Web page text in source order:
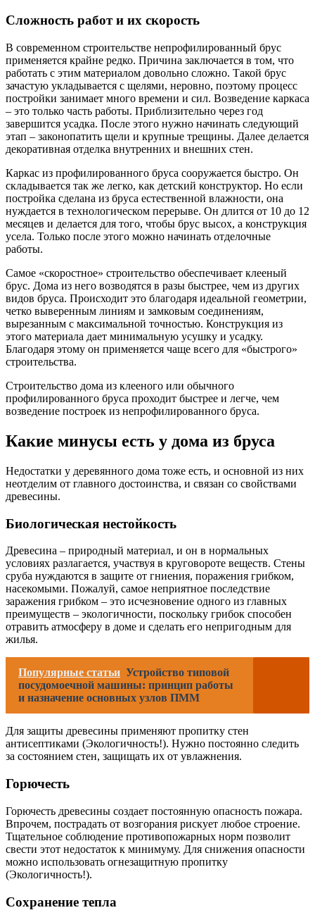
Сложность работ и их скорость
В современном строительстве непрофилированный брус
применяется крайне редко. Причина заключается в том, что
работать с этим материалом довольно сложно. Такой брус
зачастую укладывается с щелями, неровно, поэтому процесс
постройки занимает много времени и сил. Возведение каркаса
– это только часть работы. Приблизительно через год
завершится усадка. После этого нужно начинать следующий
этап – законопатить щели и крупные трещины. Далее делается
декоративная отделка внутренних и внешних стен.
Каркас из профилированного бруса сооружается быстро. Он
складывается так же легко, как детский конструктор. Но если
постройка сделана из бруса естественной влажности, она
нуждается в технологическом перерыве. Он длится от 10 до 12
месяцев и делается для того, чтобы брус высох, а конструкция
усела. Только после этого можно начинать отделочные
работы.
Самое «скоростное» строительство обеспечивает клееный
брус. Дома из него возводятся в разы быстрее, чем из других
видов бруса. Происходит это благодаря идеальной геометрии,
четко выверенным линиям и замковым соединениям,
вырезанным с максимальной точностью. Конструкция из
этого материала дает минимальную усушку и усадку.
Благодаря этому он применяется чаще всего для «быстрого»
строительства.
Строительство дома из клееного или обычного
профилированного бруса проходит быстрее и легче, чем
возведение построек из непрофилированного бруса.
Какие минусы есть у дома из бруса
Недостатки у деревянного дома тоже есть, и основной из них
неотделим от главного достоинства, и связан со свойствами
древесины.
Биологическая нестойкость
Древесина – природный материал, и он в нормальных
условиях разлагается, участвуя в круговороте веществ. Стены
сруба нуждаются в защите от гниения, поражения грибком,
насекомыми. Пожалуй, самое неприятное последствие
заражения грибком – это исчезновение одного из главных
преимуществ – экологичности, поскольку грибок способен
отравить атмосферу в доме и сделать его непригодным для
жилья.
Популярные статьи Устройство типовой
посудомоечной машины: принцип работы
и назначение основных узлов ПММ
Для защиты древесины применяют пропитку стен
антисептиками (Экологичность!). Нужно постоянно следить
за состоянием стен, защищать их от увлажнения.
Горючесть
Горючесть древесины создает постоянную опасность пожара.
Впрочем, пострадать от возгорания рискует любое строение.
Тщательное соблюдение противопожарных норм позволит
свести этот недостаток к минимуму. Для снижения опасности
можно использовать огнезащитную пропитку
(Экологичность!).
Сохранение тепла